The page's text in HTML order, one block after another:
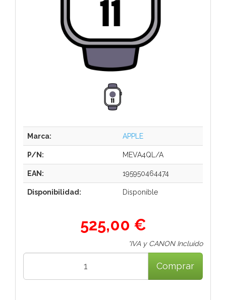
Marca: APPLE
P/N: MEVA4QL/A
EAN: 195950464474
Disponibilidad: Disponible
525,00 €
*IVA y CANON Incluido
Comprar